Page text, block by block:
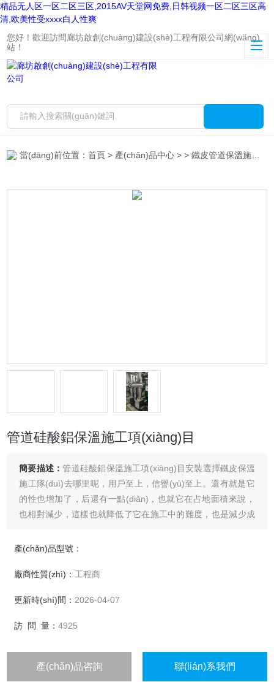
精品无人区一区二区三区,2015AV天堂网免费,日韩视频一区二区三区高
清,欧美性受xxxx白人性爽
您好！歡迎訪問廊坊啟創(chuàng)建設(shè)工程有限公司網(wǎng)
站！
當(dāng)前位置：首頁 > 產(chǎn)品中心 > >鐵皮管道保溫施工
管道硅酸鋁保溫施工項(xiàng)目
簡要描述：管道硅酸鋁保溫施工項(xiàng)目安裝選擇鐵皮保溫
施工隊(duì)去哪里呢，用戶至上，信譽(yù)至上。還有就是它
的性也增加了，后還有一點(diǎn)，也就它在占地面積來說，
也相對減少，這樣也就降低了它在施工中的難度，也是減少成
產(chǎn)品型號：
廠商性質(zhì)： 工程商
更新時(shí)間： 2026-04-07
訪 問 量：4925
產(chǎn)品咨詢 聯(lián)系我們